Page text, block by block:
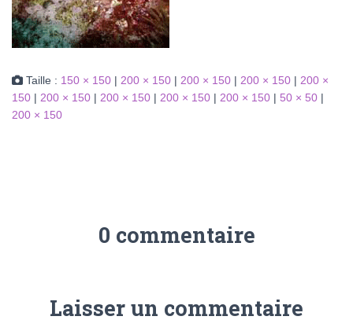
Taille : 150 × 150 | 200 × 150 | 200 × 150 | 200 × 150 | 200 ×
150 | 200 × 150 | 200 × 150 | 200 × 150 | 200 × 150 | 50 × 50 |
200 × 150
0 commentaire
Laisser un commentaire